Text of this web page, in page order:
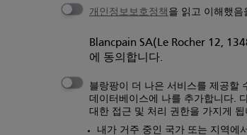
개인정보보호정책 을 읽고 이해했음
Blancpain SA(Le Rocher 12,
에 동의합니다.
블랑팡이 더 나은 서비스를 제공할
데이터베이스에 나를 추가합니다.
대한 접근 및 처리 권한을 가지게 됩
내가 거주 중인 국가 또는 지역에